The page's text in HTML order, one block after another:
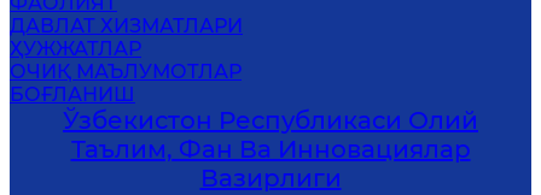
ДАВЛАТ ХИЗМАТЛАРИ
ҲУЖЖАТЛАР
ОЧИҚ МАЪЛУМОТЛАР
БОҒЛАНИШ
Ўзбекистон Республикаси Олий
Таълим, Фан Ва Инновациялар
Вазирлиги